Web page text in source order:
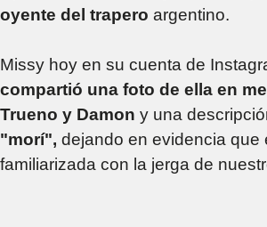
oyente del trapero argentino.
Missy hoy en su cuenta de
compartió una foto de ella en
Trueno y Damon y una
"morí", dejando en evidencia que
familiarizada con la jerga de